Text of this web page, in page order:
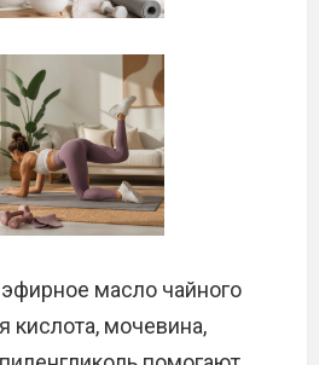
масло чайного
кислота, мочевина,